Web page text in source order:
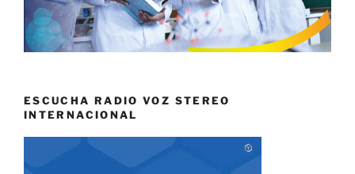
ESCUCHA RADIO VOZ STEREO
INTERNACIONAL